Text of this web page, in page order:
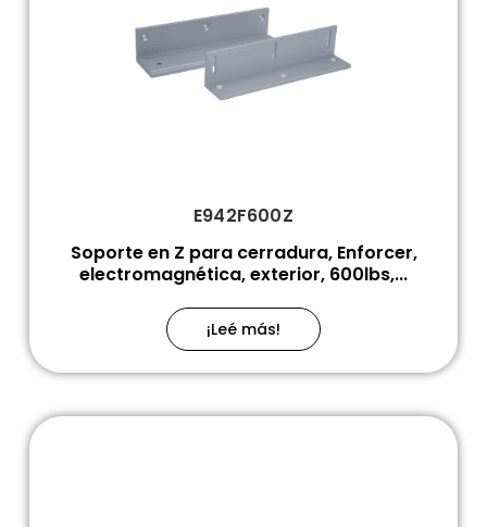
E942F600Z
Soporte en Z para cerradura, Enforcer,
electromagnética, exterior, 600lbs,...
¡Leé más!